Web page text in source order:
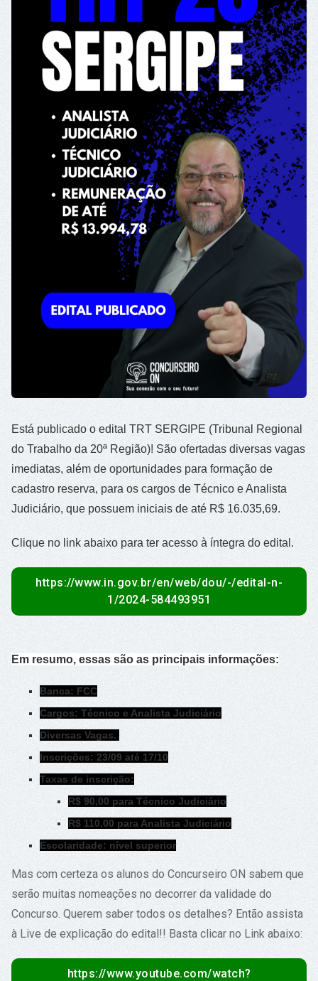
Está publicado o edital TRT SERGIPE (Tribunal Regional
do Trabalho da 20ª Região)! São ofertadas diversas vagas
imediatas, além de oportunidades para formação de
cadastro reserva, para os cargos de Técnico e Analista
Judiciário, que possuem iniciais de até R$ 16.035,69.
Clique no link abaixo para ter acesso à íntegra do edital.
https://www.in.gov.br/en/web/dou/-/edital-n-
1/2024-584493951
Em resumo, essas são as principais informações:
Banca: FCC
Cargos: Técnico e Analista Judiciário
Diversas Vagas.
Inscrições: 23/09 até 17/10
Taxas de inscrição:
R$ 90,00 para Técnico Judiciário
R$ 110,00 para Analista Judiciário
Escolaridade: nível superior
Mas com certeza os alunos do Concurseiro ON sabem que
serão muitas nomeações no decorrer da validade do
Concurso. Querem saber todos os detalhes? Então assista
à Live de explicação do edital!! Basta clicar no Link abaixo:
https://www.youtube.com/watch?